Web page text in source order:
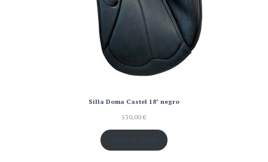
Silla Doma Castel 18" negro
530,00€
Añadir al carrito